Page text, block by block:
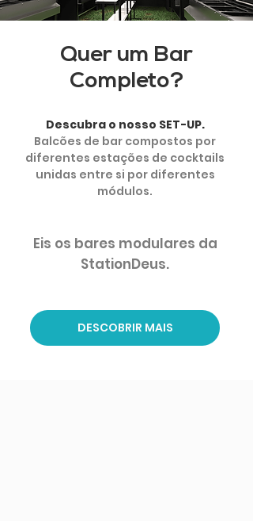
Quer um Bar
Completo?
Descubra o nosso SET-UP.
Balcões de bar compostos por
diferentes estações de cocktails
unidas entre si por diferentes
módulos.
Eis os bares modulares da
StationDeus.
DESCOBRIR MAIS